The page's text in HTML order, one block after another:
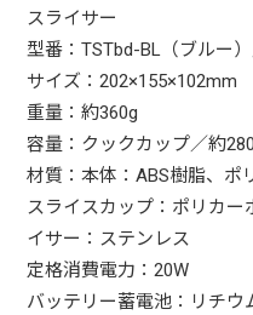
スライサー
型番：TSTbd-BL（ブルー
サイズ：202×155×102mm
重量：約360g
容量：クックカップ／約
材質：本体：ABS樹脂、ポ
スライスカップ：ポリカ
イサー：ステンレス
定格消費電力：20W
バッテリー蓄電池：リチウ